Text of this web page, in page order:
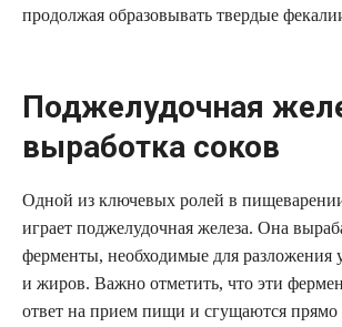
продолжая образовывать твердые
Поджелудочная
выработка соков
Одной из ключевых ролей в
играет поджелудочная железа. Она
ферменты, необходимые для разложения
и жиров. Важно отметить, что эти
ответ на прием пищи и сгущаются